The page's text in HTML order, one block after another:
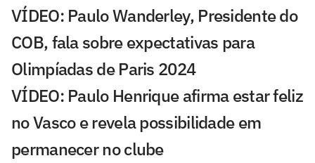
VÍDEO: Paulo Wanderley, Presidente do
COB, fala sobre expectativas para
Olimpíadas de Paris 2024
VÍDEO: Paulo Henrique afirma estar feliz
no Vasco e revela possibilidade em
permanecer no clube